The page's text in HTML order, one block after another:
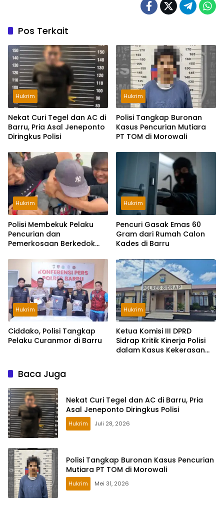
Pos Terkait
Hukrim
Nekat Curi Tegel dan AC di
Barru, Pria Asal Jeneponto
Diringkus Polisi
Hukrim
Polisi Tangkap Buronan
Kasus Pencurian Mutiara
PT TOM di Morowali
Hukrim
Polisi Membekuk Pelaku
Pencurian dan
Pemerkosaan Berkedok
Hukrim
Pencuri Gasak Emas 60
Gram dari Rumah Calon
Kades di Barru
Hukrim
Ciddako, Polisi Tangkap
Pelaku Curanmor di Barru
Hukrim
Ketua Komisi III DPRD
Sidrap Kritik Kinerja Polisi
dalam Kasus Kekerasan
Baca Juga
Nekat Curi Tegel dan AC di Barru, Pria
Asal Jeneponto Diringkus Polisi
Hukrim Juli 28, 2026
Polisi Tangkap Buronan Kasus Pencurian
Mutiara PT TOM di Morowali
Hukrim Mei 31, 2026